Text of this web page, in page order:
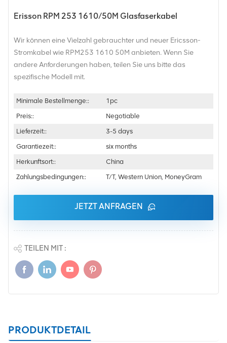
Erisson RPM 253 1610/50M Glasfaserkabel
Wir können eine Vielzahl gebrauchter und neuer Ericsson-
Stromkabel wie RPM253 1610 50M anbieten. Wenn Sie
andere Anforderungen haben, teilen Sie uns bitte das
spezifische Modell mit.
Minimale Bestellmenge::
1pc
Preis::
Negotiable
Lieferzeit::
3-5 days
Garantiezeit::
six months
Herkunftsort::
China
Zahlungsbedingungen::
T/T, Western Union, MoneyGram
JETZT ANFRAGEN
TEILEN MIT :
PRODUKTDETAIL